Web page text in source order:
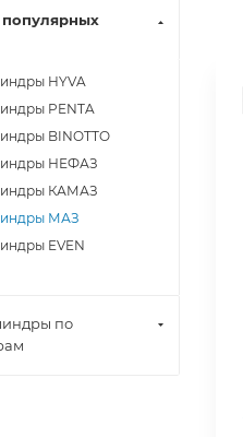
HYVA
PENTA
BINOTTO
НЕФАЗ
КАМАЗ
МАЗ
EVEN
по